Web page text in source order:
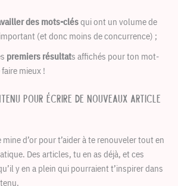
des mots-clésqui ont un volume de
(et donc moins de concurrence) ;
premiers résultats affichés pour ton mot-
mieux !
pour écrire de nouveaux article
d’or pour t’aider à te renouveler tout en
Des articles, tu en as déjà, et ces
y en a plein qui pourraient t’inspirer dans